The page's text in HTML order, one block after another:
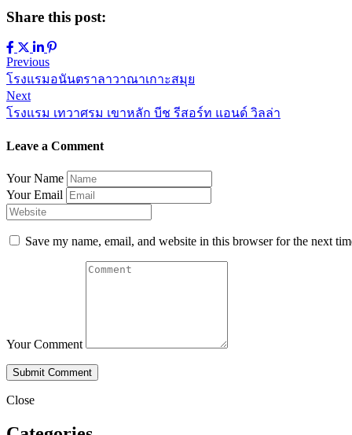
Share this post:
Previous
โรงแรมอนันตราลาวาณาเกาะสมุย
Next
โรงแรม เทวาศรม เขาหลัก บีช รีสอร์ท แอนด์ วิลล่า
Leave a Comment
Your Name
Your Email
Save my name, email, and website in this browser for the next
Your Comment
Close